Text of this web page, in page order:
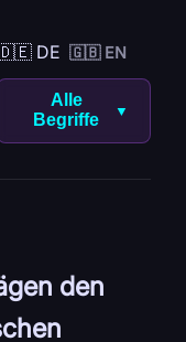
DE 🇬🇧 EN
Alle
Begriffe
▼
den